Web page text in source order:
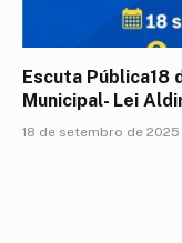
Escuta Pública18
Municipal- Lei
18 de setembro de 2025